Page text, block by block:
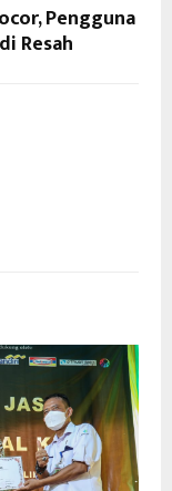
Pengguna
Resah